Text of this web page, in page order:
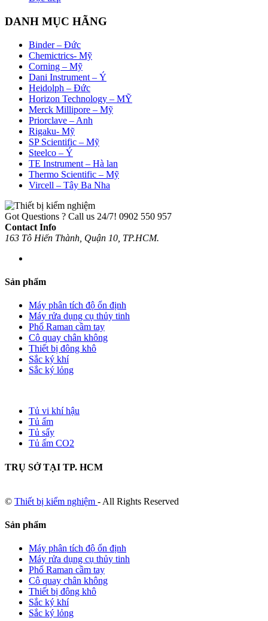
DANH MỤC HÃNG
Binder – Đức
Chemictrics- Mỹ
Corning – Mỹ
Dani Instrument – Ý
Heidolph – Đức
Horizon Technology – MỸ
Merck Millipore – Mỹ
Priorclave – Anh
Rigaku- Mỹ
SP Scientific – Mỹ
Steelco – Ý
TE Instrument – Hà lan
Thermo Scientific – Mỹ
Vircell – Tây Ba Nha
Got Questions ? Call us 24/7! 0902 550 957
Contact Info
163 Tô Hiến Thành, Quận 10, TP.HCM.
Sản phẩm
Máy phân tích độ ổn định
Máy rửa dụng cụ thủy tinh
Phổ Raman cầm tay
Cô quay chân không
Thiết bị đông khô
Sắc ký khí
Sắc ký lỏng
Tủ vi khí hậu
Tủ ấm
Tủ sấy
Tủ ấm CO2
TRỤ SỞ TẠI TP. HCM
© Thiết bị kiểm nghiệm - All Rights Reserved
Sản phẩm
Máy phân tích độ ổn định
Máy rửa dụng cụ thủy tinh
Phổ Raman cầm tay
Cô quay chân không
Thiết bị đông khô
Sắc ký khí
Sắc ký lỏng